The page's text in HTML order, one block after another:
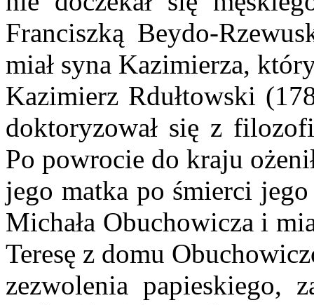
Franciszką Beydo-
miał syna Kazimierza,
Kazimierz Rdułtowski
doktoryzował się z
Po powrocie do kraju
jego matka po śmierci
Michała Obuchowicza i
Teresę z domu
zezwolenia papieskiego,